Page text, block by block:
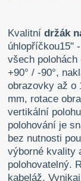
Kvalitní držák
úhlopříčkou15"
všech
+90° / -90°,
obrazovky až o
mm, rotace
vertikální
polohování je
bez nutnosti
výborné kvality
polohovatelný.
kabeláž.